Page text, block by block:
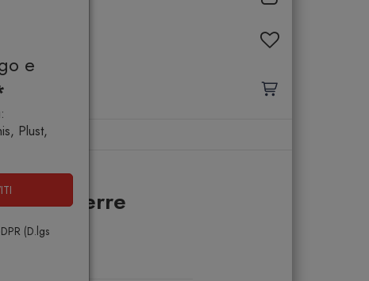
e
Plust,
(D.lgs
Pierre